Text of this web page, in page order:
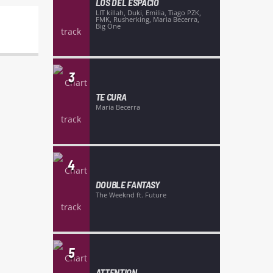
LIT killah, Duki, Emilia, Tiago PZK,
FMK, Rusherking, Maria Becerra,
Big One
3
TE CURA
Maria Becerra
4
DOUBLE FANTASY
The Weeknd ft. Future
5